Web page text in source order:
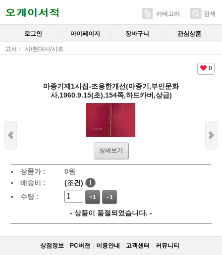
카테고리 검색
로그인 마이페이지 장바구니 관심상품
고서 시/현대시/시조
0
마종기제1시집-조용한개선(마종기,부민문화
사,1960.9.15(초),154쪽,하드카버,상급)
상세보기
상품가 : 0원
배송비 :
(조건)
!
수량 :
+1 -1
- 상품이 품절되었습니다. -
상점정보 PC버젼 이용안내 고객센터 커뮤니티